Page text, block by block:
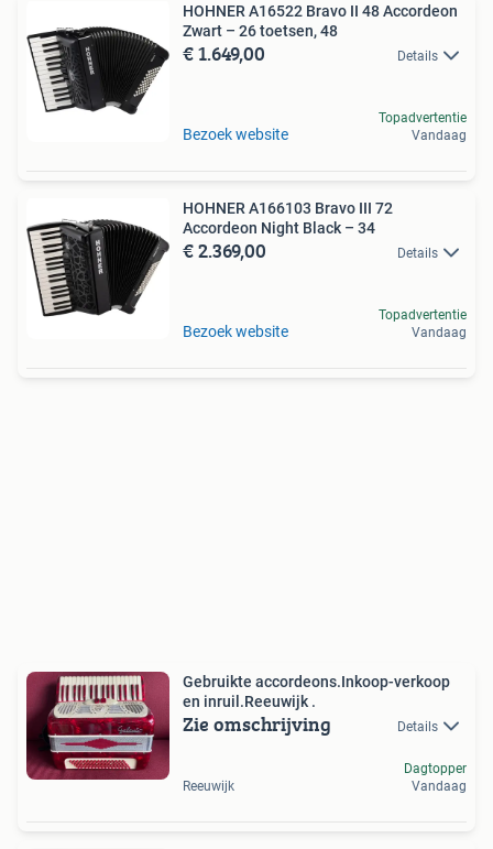
HOHNER A16522 Bravo II 48 Accordeon
Zwart – 26 toetsen, 48
€ 1.649,00 Details
Bezoek website
Topadvertentie
Vandaag
HOHNER A166103 Bravo III 72
Accordeon Night Black – 34
€ 2.369,00 Details
Bezoek website
Topadvertentie
Vandaag
Gebruikte accordeons.Inkoop-verkoop
en inruil.Reeuwijk .
Zie omschrijving Details
Reeuwijk
Dagtopper
Vandaag